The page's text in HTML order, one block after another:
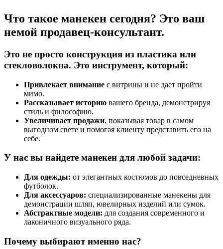
Что такое манекен сегодня? Это ваш
немой продавец-консультант.
Это не просто конструкция из пластика или
стекловолокна. Это инструмент, который:
Привлекает внимание с витрины и не дает пройти
мимо.
Рассказывает историю вашего бренда, демонстрируя
стиль и философию.
Увеличивает продажи, показывая товар в самом
выгодном свете и помогая клиенту представить его на
себе.
У нас вы найдете манекен для любой задачи:
Для одежды: от элегантных костюмов до повседневных
футболок.
Для аксессуаров: специализированные манекены для
демонстрации шляп, ювелирных изделий или сумок.
Абстрактные модели: для создания современного и
лаконичного визуального ряда.
Почему выбирают именно нас?